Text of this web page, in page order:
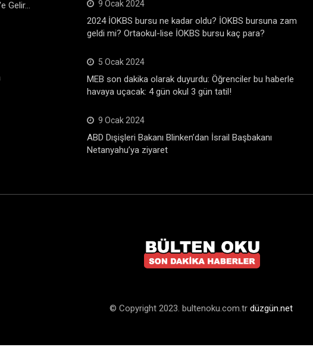
Gelir... 9 Ocak 2024
2024 İOKBS bursu ne kadar oldu? İOKBS bursuna zam
geldi mi? Ortaokul-lise İOKBS bursu kaç para?
5 Ocak 2024
MEB son dakika olarak duyurdu: Öğrenciler bu haberle
havaya uçacak: 4 gün okul 3 gün tatil!
9 Ocak 2024
ABD Dışişleri Bakanı Blinken’dan İsrail Başbakanı
Netanyahu’ya ziyaret
© Copyright 2023. bultenoku.com.tr düzgün.net